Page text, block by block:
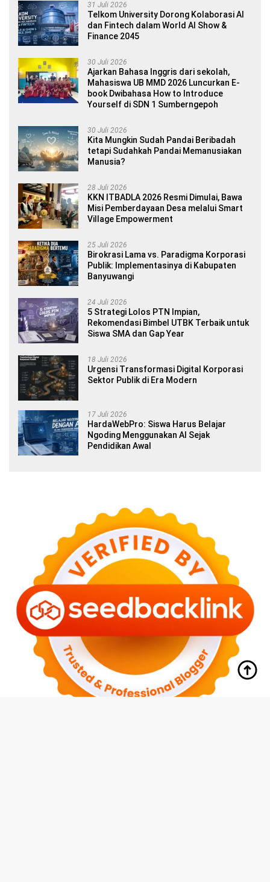
31 Juli 2026
Telkom University Dorong Kolaborasi AI
dan Fintech dalam World AI Show &
Finance 2045
30 Juli 2026
Ajarkan Bahasa Inggris dari sekolah,
Mahasiswa UB MMD 2026 Luncurkan E-
book Dwibahasa How to Introduce
Yourself di SDN 1 Sumberngepoh
30 Juli 2026
Kita Mungkin Sudah Pandai Beribadah
tetapi Sudahkah Pandai Memanusiakan
Manusia?
28 Juli 2026
KKN ITBADLA 2026 Resmi Dimulai, Bawa
Misi Pemberdayaan Desa melalui Smart
Village Empowerment
25 Juli 2026
Birokrasi Lama vs. Paradigma Korporasi
Publik: Implementasinya di Kabupaten
Banyuwangi
24 Juli 2026
5 Strategi Lolos PTN Impian,
Rekomendasi Bimbel UTBK Terbaik untuk
Siswa SMA dan Gap Year
18 Juli 2026
Urgensi Transformasi Digital Korporasi
Sektor Publik di Era Modern
17 Juli 2026
HardaWebPro: Siswa Harus Belajar
Ngoding Menggunakan AI Sejak
Pendidikan Awal